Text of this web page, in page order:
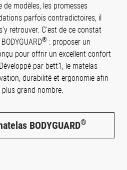
modèles, les promesses
parfois contradictoires, il
retrouver. C'est de ce constat
® : proposer un
pour offrir un excellent confort
par bett1, le matelas
durabilité et ergonomie afin
grand nombre.
BODYGUARD®